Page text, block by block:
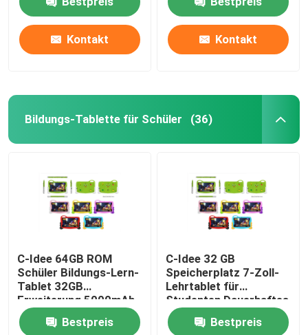
Kontakt
2MP CM80 Gelb
Kontakt
Bildungs-Tablette für Schüler (36)
C-Idee 64GB ROM
Schüler Bildungs-Lern-
Tablet 32GB
Erweiterung 5000mAh
CM78 Blau
Bestpreis
C-Idee 32 GB
Speicherplatz 7-Zoll-
Lehrtablet für
Studenten Dauerhaftes
Gehäuse
Elternkontrolle CM78-
Bestpreis